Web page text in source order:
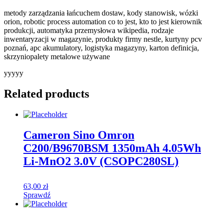
metody zarządzania łańcuchem dostaw, kody stanowisk, wózki
orion, robotic process automation co to jest, kto to jest kierownik
produkcji, automatyka przemysłowa wikipedia, rodzaje
inwentaryzacji w magazynie, produkty firmy nestle, kurtyny pcv
poznań, apc akumulatory, logistyka magazyny, karton definicja,
skrzyniopalety metalowe używane
yyyyy
Related products
Cameron Sino Omron
C200/B9670BSM 1350mAh 4.05Wh
Li-MnO2 3.0V (CSOPC280SL)
63,00 zł
Sprawdź